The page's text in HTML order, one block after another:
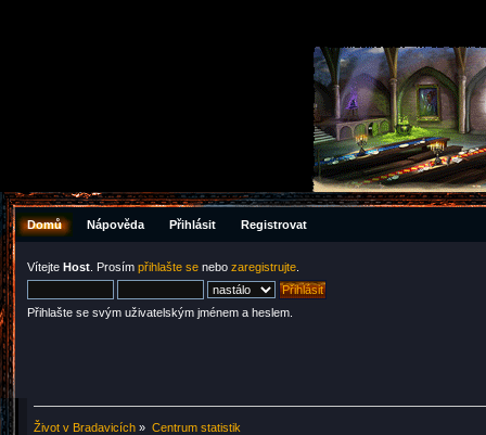
Domů Nápověda Přihlásit Registrovat
Vítejte Host . Prosím přihlašte se nebo zaregistrujte
Přihlašte se svým uživatelským jménem a heslem.
Život v Bradavicích » Centrum statistik